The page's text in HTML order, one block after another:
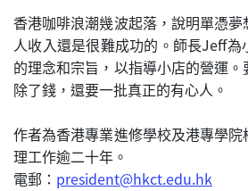
香港咖啡浪潮幾波起落，說明單憑
人收入還是很難成功的。師長Jeff
的理念和宗旨，以指導小店的營運。
除了錢，還要一批真正的有心人。
作者為香港專業進修學校及港專學
理工作逾二十年。
電郵： president@hkct.edu.hk